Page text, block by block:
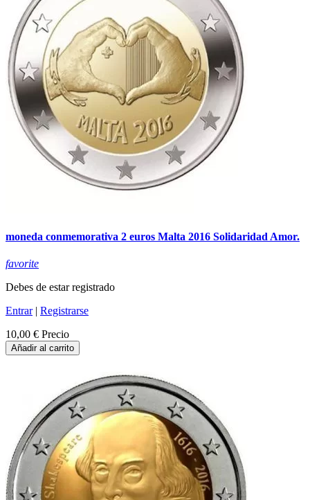
moneda conmemorativa 2 euros Malta 2016 Solidaridad Amor.
favorite
Debes de estar registrado
Entrar| Registrarse
10,00 € Precio
Añadir al carrito